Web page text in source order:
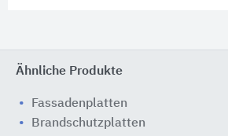
Ähnliche Produkte
Fassadenplatten
Brandschutzplatten